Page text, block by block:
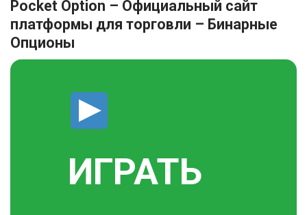
Pocket Option – Официальный сайт
платформы для торговли – Бинарные
Опционы
ИГРАТЬ